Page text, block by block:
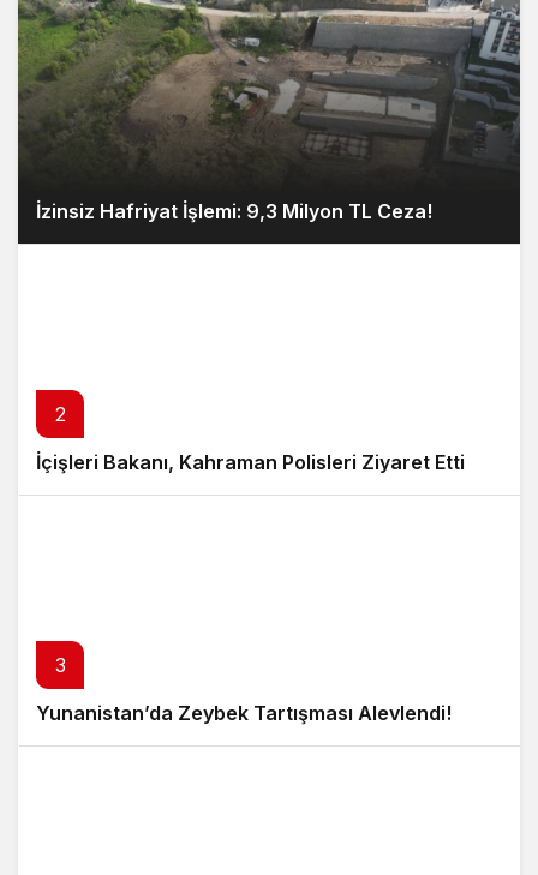
İzinsiz Hafriyat İşlemi: 9,3 Milyon TL Ceza!
2
İçişleri Bakanı, Kahraman Polisleri Ziyaret Etti
3
Yunanistan’da Zeybek Tartışması Alevlendi!